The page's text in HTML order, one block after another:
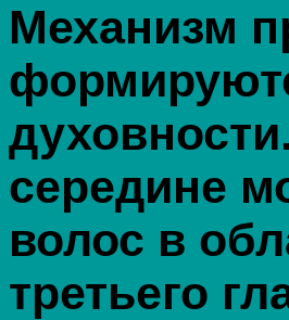
Механизм
середине
волос в
третьего